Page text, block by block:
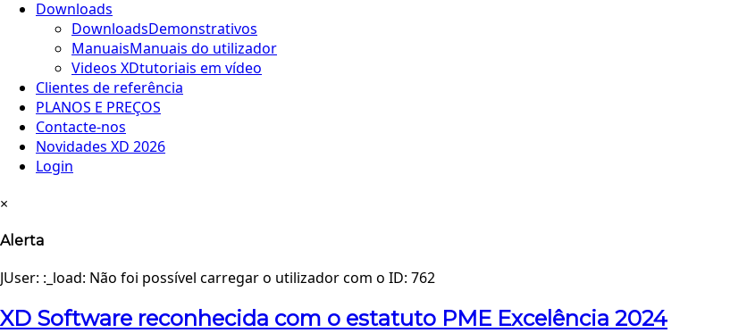
Downloads
DownloadsDemonstrativos
ManuaisManuais do utilizador
Videos XDtutoriais em vídeo
Clientes de referência
PLANOS E PREÇOS
Contacte-nos
Novidades XD 2026
Login
×
Alerta
JUser: :_load: Não foi possível carregar o utilizador com o ID: 762
XD Software reconhecida com o estatuto PME Excelência 2024